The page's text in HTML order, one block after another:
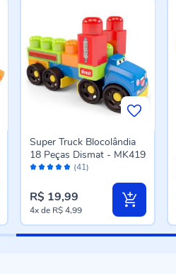
Avaliação: (41)
Super Truck Blocolândia
18 Peças Dismat - MK419
R$ 19,99
4xde R$ 4,99